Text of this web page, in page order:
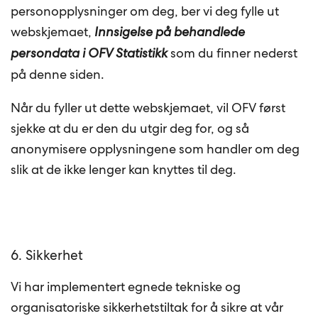
personopplysninger om deg, ber vi deg fylle ut
webskjemaet, Innsigelse på behandlede
persondata i OFV Statistikksom du finner nederst
på denne siden.
Når du fyller ut dette webskjemaet, vil OFV først
sjekke at du er den du utgir deg for, og så
anonymisere opplysningene som handler om deg
slik at de ikke lenger kan knyttes til deg.
6. Sikkerhet
Vi har implementert egnede tekniske og
organisatoriske sikkerhetstiltak for å sikre at vår